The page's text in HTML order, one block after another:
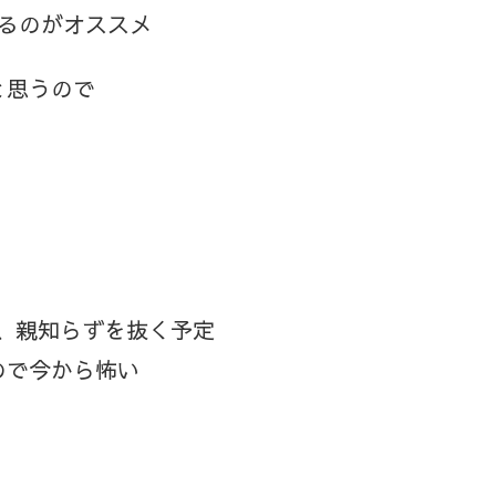
のがオススメ
うので
親知らずを抜く予定
今から怖い